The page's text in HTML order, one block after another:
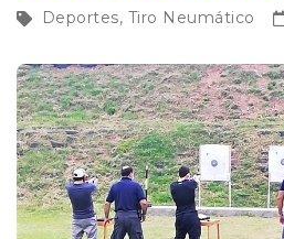
Deportes, Tiro Neumático